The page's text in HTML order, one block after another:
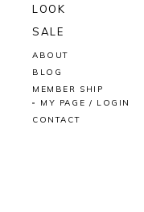
LOOK
SALE
ABOUT
BLOG
MEMBER SHIP
MY PAGE / LOGIN
CONTACT